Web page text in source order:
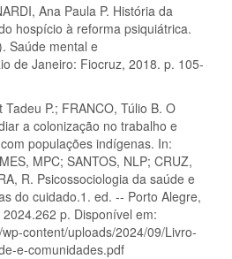
Ana Paula P. História da
hospício à reforma psiquiátrica.
Saúde mental e
de Janeiro: Fiocruz, 2018. p. 105-
Tadeu P.; FRANCO, Túlio B. O
a colonização no trabalho e
populações indígenas. In:
MPC; SANTOS, NLP; CRUZ,
R. Psicossociologia da saúde e
do cuidado.1. ed. -- Porto Alegre,
p. Disponível em:
content/uploads/2024/09/Livro-
e-comunidades.pdf